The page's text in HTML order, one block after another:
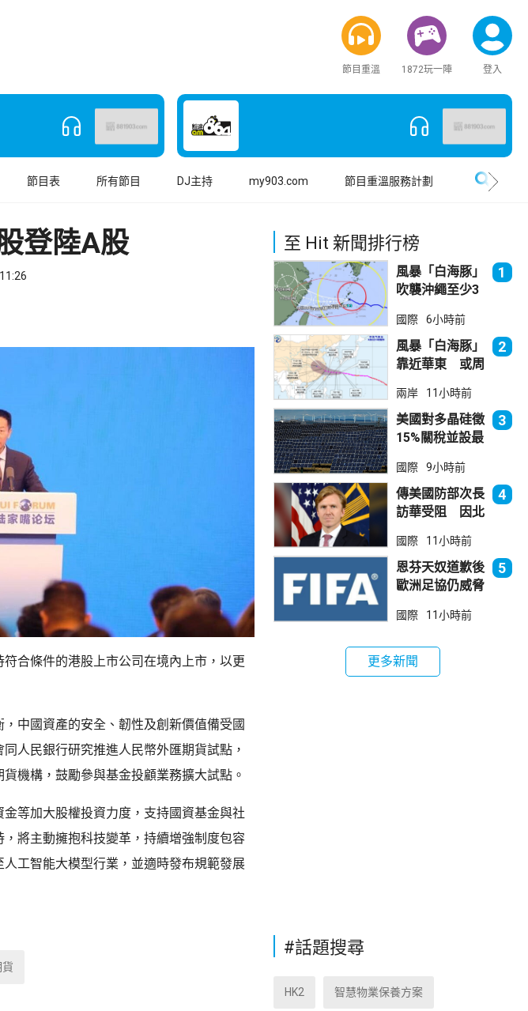
節目重溫 1872玩一陣 登入
節目表 所有節目 DJ主持 my903.com 節目重溫服務計劃
登陸A股
合條件的港股上市公司在境內上市，以更
中國資產的安全、韌性及創新價值備受國
人民銀行研究推進人民幣外匯期貨試點，
機構，鼓勵參與基金投顧業務擴大試點。
等加大股權投資力度，支持國資基金與社
將主動擁抱科技變革，持續增強制度包容
工智能大模型行業，並適時發布規範發展
貨
至 Hit 新聞排行榜
風暴「白海豚」
吹襲沖繩至少3
取消
1
國際 6小時前
風暴「白海豚」
靠近華東 或周
2
兩岸 11小時前
美國對多晶硅徵
15%關稅並設最
克：中國無法再
傾銷
3
國際 9小時前
傳美國防部次長
訪華受阻 因北
售
4
國際 11小時前
恩芬天奴道歉後
歐洲足協仍威脅
事
5
國際 11小時前
更多新聞
#話題搜尋
HK2 智慧物業保養方案